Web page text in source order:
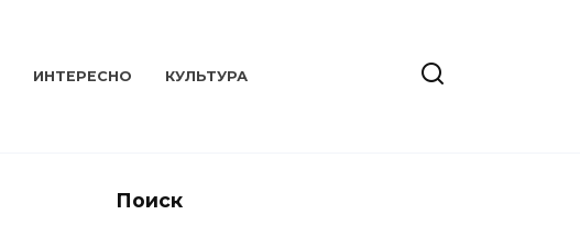
ИНТЕРЕСНО КУЛЬТУРА
Поиск